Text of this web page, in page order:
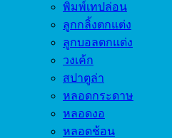
พิมพ์เทปล่อน
ลูกกลิ้งตกแต่ง
ลูกบอลตกแต่ง
วงเค้ก
สปาตูล่า
หลอดกระดาษ
หลอดงอ
หลอดช้อน